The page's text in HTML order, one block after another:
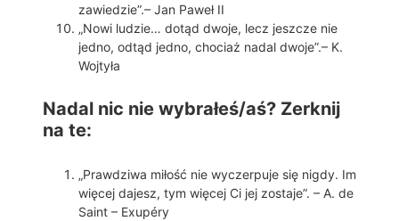
zawiedzie”.– Jan Paweł II
„Nowi ludzie… dotąd dwoje, lecz jeszcze nie
jedno, odtąd jedno, chociaż nadal dwoje”.– K.
Wojtyła
Nadal nic nie wybrałeś/aś? Zerknij
na te:
„Prawdziwa miłość nie wyczerpuje się nigdy. Im
więcej dajesz, tym więcej Ci jej zostaje”. – A. de
Saint – Exupéry